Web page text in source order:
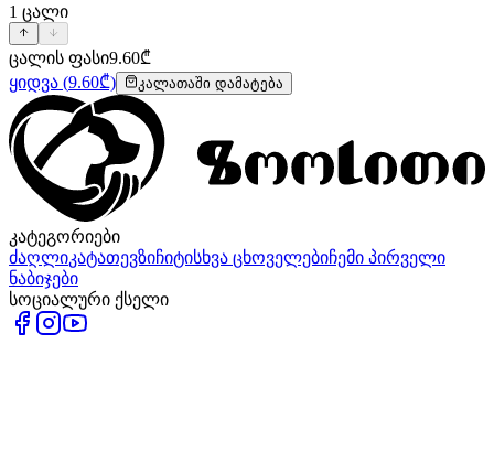
1 ცალი
ცალის ფასი9.60₾
ყიდვა (9.60₾) კალათაში დამატება
კატეგორიები
ძაღლიკატათევზიჩიტისხვა ცხოველებიჩემი პირველი
ნაბიჯები
სოციალური ქსელი